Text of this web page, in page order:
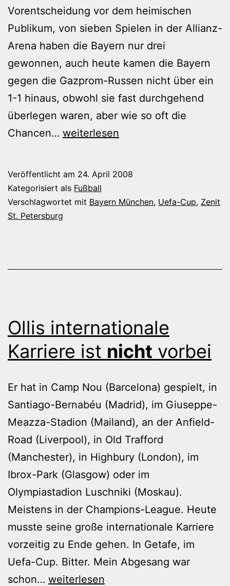
Vorentscheidung vor dem heimischen
Publikum, von sieben Spielen in der Allianz-
Arena haben die Bayern nur drei
gewonnen, auch heute kamen die Bayern
gegen die Gazprom-Russen nicht über ein
1-1 hinaus, obwohl sie fast durchgehend
überlegen waren, aber wie so oft die
Chancen… Bayern
Zenit
St.
Petersburg
weiterlesen
Veröffentlicht am 24. April 2008
Kategorisiert als Fußball
Verschlagwortet mit Bayern München, Uefa-Cup, Zenit
St. Petersburg
Ollis internationale
Karriere ist nicht vorbei
Er hat in Camp Nou (Barcelona) gespielt, in
Santiago-Bernabéu (Madrid), im Giuseppe-
Meazza-Stadion (Mailand), an der Anfield-
Road (Liverpool), in Old Trafford
(Manchester), in Highbury (London), im
Ibrox-Park (Glasgow) oder im
Olympiastadion Luschniki (Moskau).
Meistens in der Champions-League. Heute
musste seine große internationale Karriere
vorzeitig zu Ende gehen. In Getafe, im
Uefa-Cup. Bitter. Mein Abgesang war
schon… Ollis
weiterlesen